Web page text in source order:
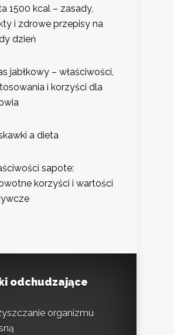
1500 kcal – zasady,
i zdrowe przepisy na
dzień
jabłkowy – właściwości,
i korzyści dla
a dieta
sapote:
korzyści i wartości
odchudzające
organizmu